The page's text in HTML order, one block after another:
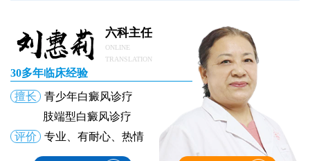
六科主任
ONLINE
TRANSLATION
30多年临床经验
擅长
青少年白癜风诊疗
肢端型白癜风诊疗
评价
专业、有耐心、热情